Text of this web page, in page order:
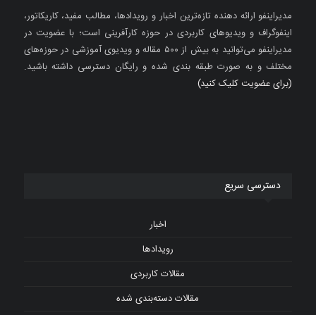
مدیراینفو ارائه دهنده تازه‌ترین اخبار و رویدادها، مطالب مفید، کاریکاتور،
اینفوگراف و ویدیوهای کاربردی در حوزه کارآفرینی است؛ با عضویت در
مدیراینفو می‌توانید به بیش از ۵۰۰ مقاله و ویدیوی آموزشی در حوزه‌های
مختلف و به صورت طبقه بندی شده و رایگان دسترسی داشته باشید.
(برای عضویت کلیک کنید)
دسترسی سریع
اخبار
رویدادها
مقالات کاربردی
مقالات دسته‌بندی شده